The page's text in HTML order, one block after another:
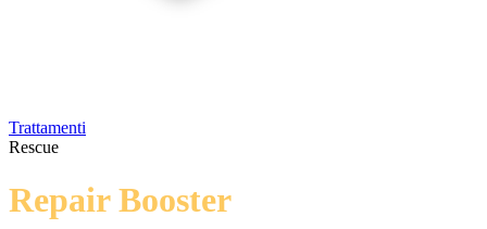
Trattamenti
Rescue
Repair Booster